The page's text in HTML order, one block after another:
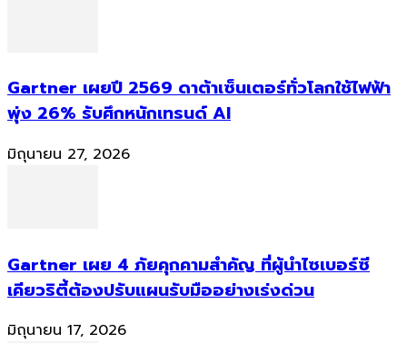
Gartner เผยปี 2569 ดาต้าเซ็นเตอร์ทั่วโลกใช้ไฟฟ้า
พุ่ง 26% รับศึกหนักเทรนด์ AI
มิถุนายน 27, 2026
Gartner เผย 4 ภัยคุกคามสำคัญ ที่ผู้นำไซเบอร์ซี
เคียวริตี้ต้องปรับแผนรับมืออย่างเร่งด่วน
มิถุนายน 17, 2026